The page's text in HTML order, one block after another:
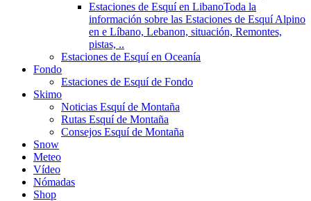
Estaciones de Esquí en LibanoToda la
información sobre las Estaciones de Esquí Alpino
en e Líbano, Lebanon, situación, Remontes,
pistas, ..
Estaciones de Esquí en Oceanía
Fondo
Estaciones de Esquí de Fondo
Skimo
Noticias Esquí de Montaña
Rutas Esquí de Montaña
Consejos Esquí de Montaña
Snow
Meteo
Vídeo
Nómadas
Shop